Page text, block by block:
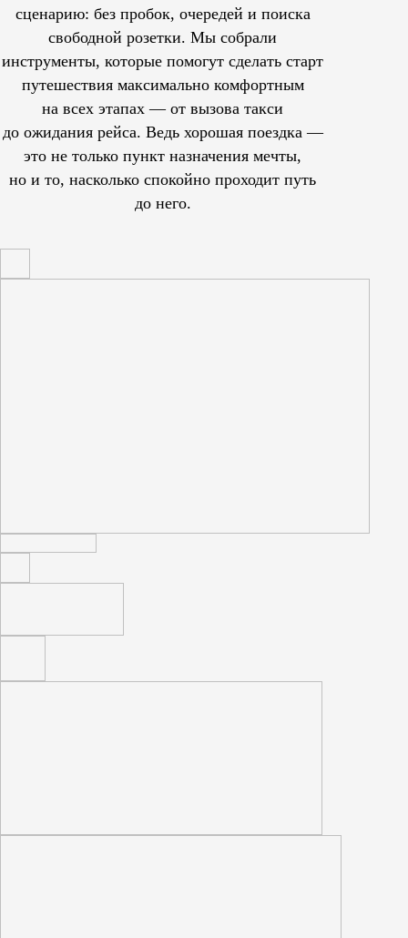
сценарию: без пробок, очередей и поиска
свободной розетки. Мы собрали
инструменты, которые помогут сделать старт
путешествия максимально комфортным
на всех этапах — от вызова такси
до ожидания рейса. Ведь хорошая поездка —
это не только пункт назначения мечты,
но и то, насколько спокойно проходит путь
до него.